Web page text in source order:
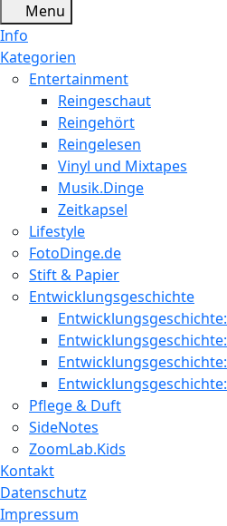
Menu
Info
Kategorien
Entertainment
Reingeschaut
Reingehört
Reingelesen
Vinyl und Mixtapes
Musik.Dinge
Zeitkapsel
Lifestyle
FotoDinge.de
Stift & Papier
Entwicklungsgeschichte
Pflege & Duft
SideNotes
ZoomLab.Kids
Kontakt
Datenschutz
Impressum